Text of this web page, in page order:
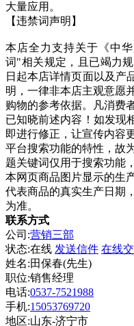
大量应用。
【违禁词声明】
本店全力支持关于《中
词"相关规定，且已竭力
日起本店详情页面以及产
明，一律非本店主观意愿
购物的参考依据。凡消费
已知晓前述内容！如发现
即进行修正，让宣传内容
平台搜索功能的特性，故
题关键词仅用于搜索功能
本网页商品图片显示的生
代表商品的真实生产日期
为准。
联系方式
公司:营销三部
状态:在线 发送信件 在线
姓名:田保春(先生)
职位:销售经理
电话:0537-7521988
手机:15053769720
地区:山东-济宁市